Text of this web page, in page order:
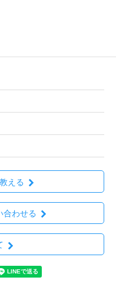
える
合わせる